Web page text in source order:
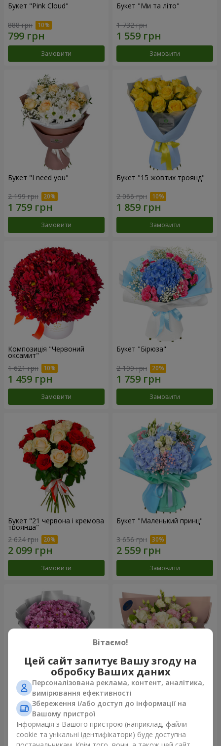
Букет "Pink Cloud"
888 грн
Замовити
Букет "Ми та літо"
1 732 грн
Замовити
Букет "I need you"
2 199 грн
Замовити
Букет "15 жовтих троянд"
2 066 грн
Замовити
Композиція "Червоний
оксамит"
1 621 грн
Замовити
Букет "Бірюза"
2 199 грн
Замовити
Букет "21 червона і кремова
троянда"
2 624 грн
Замовити
Букет "Маленький принц"
3 656 грн
Замовити
Букет "Твої хризантеми"
1 834 грн
Замовити
Букет "Пана Кота"
Замовити
Вітаємо!
Цей сайт запитує Вашу згоду на
обробку Ваших даних
Персоналізована реклама, контент, аналітика,
вимірювання ефективності
Збереження і/або доступ до інформації на
Вашому пристрої
Інформація з Вашого пристрою (наприклад, файли
cookie та унікальні ідентифікатори) буде доступна